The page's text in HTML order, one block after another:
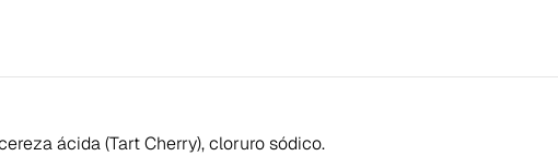
ácida (Tart Cherry), cloruro sódico.